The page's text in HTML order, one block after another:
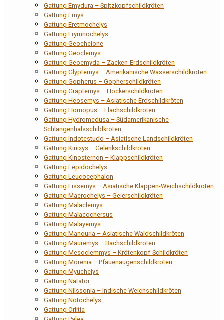
Gattung Emydura – Spitzkopfschildkröten
Gattung Emys
Gattung Eretmochelys
Gattung Erymnochelys
Gattung Geochelone
Gattung Geoclemys
Gattung Geoemyda – Zacken-Erdschildkröten
Gattung Glyptemys – Amerikanische Wasserschildkröten
Gattung Gopherus – Gopherschildkröten
Gattung Graptemys – Höckerschildkröten
Gattung Heosemys – Asiatische Erdschildkröten
Gattung Homopus – Flachschildkröten
Gattung Hydromedusa – Südamerikanische
Schlangenhalsschildkröten
Gattung Indotestudo – Asiatische Landschildkröten
Gattung Kinixys – Gelenkschildkröten
Gattung Kinosternon – Klappschildkröten
Gattung Lepidochelys
Gattung Leucocephalon
Gattung Lissemys – Asiatische Klappen-Weichschildkröten
Gattung Macrochelys – Geierschildkröten
Gattung Malaclemys
Gattung Malacochersus
Gattung Malayemys
Gattung Manouria – Asiatische Waldschildkröten
Gattung Mauremys – Bachschildkröten
Gattung Mesoclemmys – Krötenkopf-Schildkröten
Gattung Morenia – Pfauenaugenschildkröten
Gattung Myuchelys
Gattung Natator
Gattung Nilssonia – Indische Weichschildkröten
Gattung Notochelys
Gattung Orlitia